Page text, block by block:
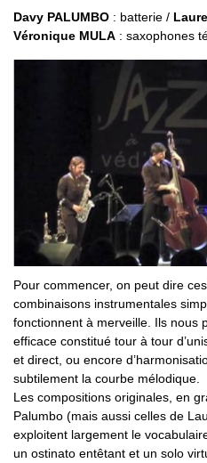
Davy PALUMBO : batterie /
Véronique MULA : saxophones
Pour commencer, on peut dire
combinaisons instrumentales
fonctionnent à merveille. Ils nous
efficace constitué tour à tour
et direct, ou encore
subtilement la courbe mélodique.
Les compositions originales, en
Palumbo (mais aussi celles de
exploitent largement le
un ostinato entêtant et un solo